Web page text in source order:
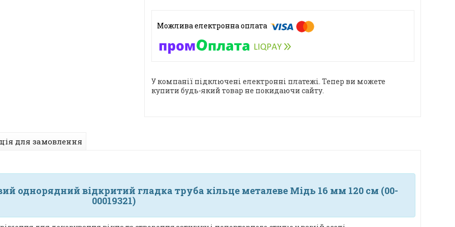
У компанії підключені електронні платежі. Тепер ви можете
купити будь-який товар не покидаючи сайту.
для замовлення
однорядний відкритий гладка труба кільце металеве Мідь 16 мм 120 см (00-
00019321)